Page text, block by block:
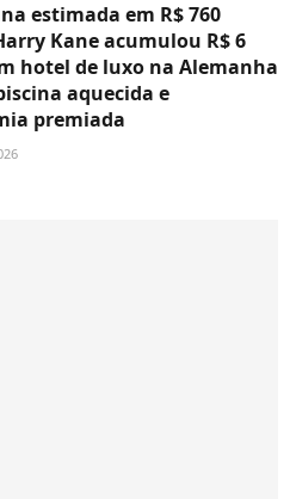
estimada em R$ 760
Kane acumulou R$ 6
hotel de luxo na Alemanha
aquecida e
premiada